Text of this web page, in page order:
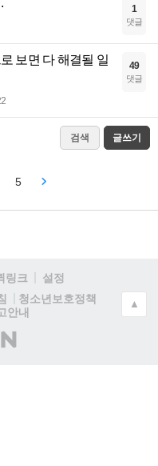
1
댓글
보면 다 해결될 일
49
댓글
검색 글쓰기
5
링크
설정
청소년보호정책
안내
▲